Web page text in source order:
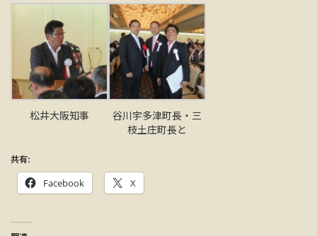
松井大阪知事
谷川宇多津町長・三
枝土庄町長と
共有:
Facebook X